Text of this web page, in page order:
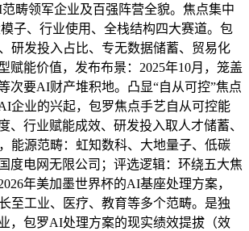
范畴领军企业及百强阵营全貌。焦点集中
子、行业使用、全栈结构四大赛道。包
研发投入占比、专无数据储蓄、贸易化
赋能价值，发布布景：2025年10月，笼盖
次要AI财产堆积地。凸显“自从可控”焦点
企业的兴起，包罗焦点手艺自从可控能
、行业赋能成效、研发投入取人才储蓄、
能源范畴：虹知数科、大地量子、低碳
度电网无限公司；评选逻辑：环绕五大焦
年美加墨世界杯的AI基座处理方案，
至工业、医疗、教育等多个范畴。是独
，包罗AI处理方案的现实绩效提拔（效